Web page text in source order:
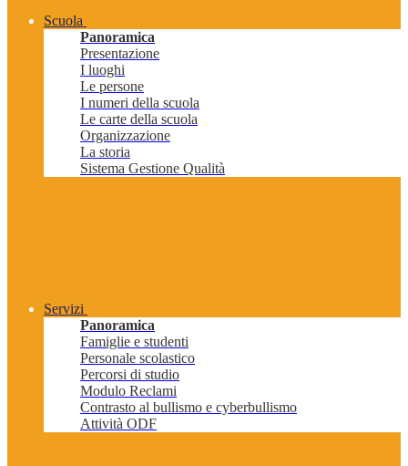
Scuola
Panoramica
Presentazione
I luoghi
Le persone
I numeri della scuola
Le carte della scuola
Organizzazione
La storia
Sistema Gestione Qualità
Servizi
Panoramica
Famiglie e studenti
Personale scolastico
Percorsi di studio
Modulo Reclami
Contrasto al bullismo e cyberbullismo
Attività ODF